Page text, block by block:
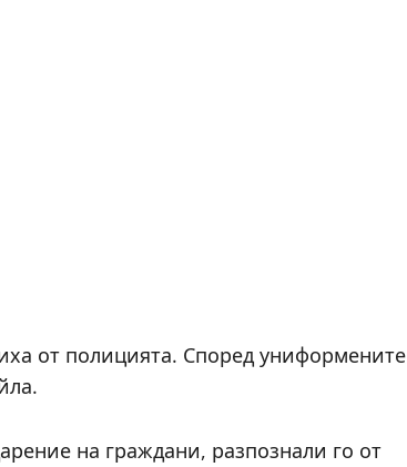
от полицията. Според униформените
на граждани, разпознали го от